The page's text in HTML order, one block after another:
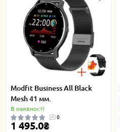
Modfit Business All Black
Mesh 41 мм.
В наявності
0
1 495.0₴